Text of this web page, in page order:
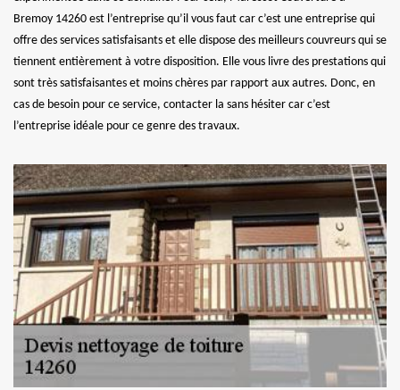
Bremoy 14260 est l’entreprise qu’il vous faut car c’est une entreprise qui
offre des services satisfaisants et elle dispose des meilleurs couvreurs qui se
tiennent entièrement à votre disposition. Elle vous livre des prestations qui
sont très satisfaisantes et moins chères par rapport aux autres. Donc, en
cas de besoin pour ce service, contacter la sans hésiter car c’est
l’entreprise idéale pour ce genre des travaux.